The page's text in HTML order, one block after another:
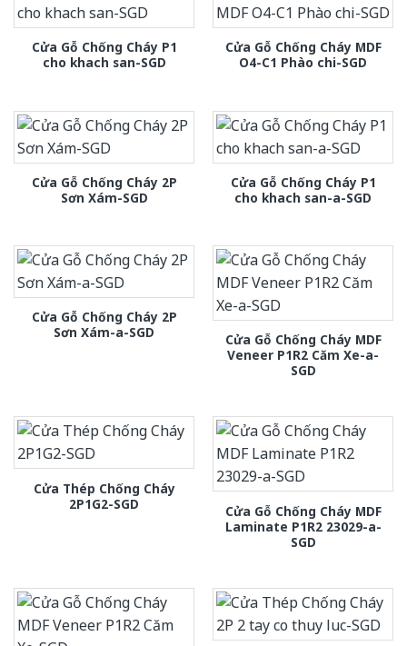
Cửa Gỗ Chống Cháy P1
cho khach san-SGD
Cửa Gỗ Chống Cháy MDF
O4-C1 Phào chi-SGD
Cửa Gỗ Chống Cháy 2P
Sơn Xám-SGD
Cửa Gỗ Chống Cháy P1
cho khach san-a-SGD
Cửa Gỗ Chống Cháy 2P
Sơn Xám-a-SGD
Cửa Gỗ Chống Cháy MDF
Veneer P1R2 Căm Xe-a-
SGD
Cửa Thép Chống Cháy
2P1G2-SGD
Cửa Gỗ Chống Cháy MDF
Laminate P1R2 23029-a-
SGD